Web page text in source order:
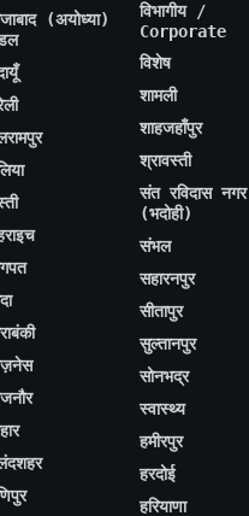
(अयोध्या)
विभागीय /
Corporate
विशेष
शामली
शाहजहाँपुर
श्रावस्ती
संत रविदास नगर
(भदोही)
संभल
सहारनपुर
सीतापुर
सुल्तानपुर
सोनभद्र
स्वास्थ्य
हमीरपुर
हरदोई
हरियाणा